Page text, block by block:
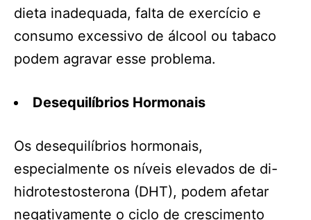
dieta inadequada, falta de exercício e
consumo excessivo de álcool ou tabaco
podem agravar esse problema.
Desequilíbrios Hormonais
Os desequilíbrios hormonais,
especialmente os níveis elevados de di-
hidrotestosterona (DHT), podem afetar
negativamente o ciclo de crescimento